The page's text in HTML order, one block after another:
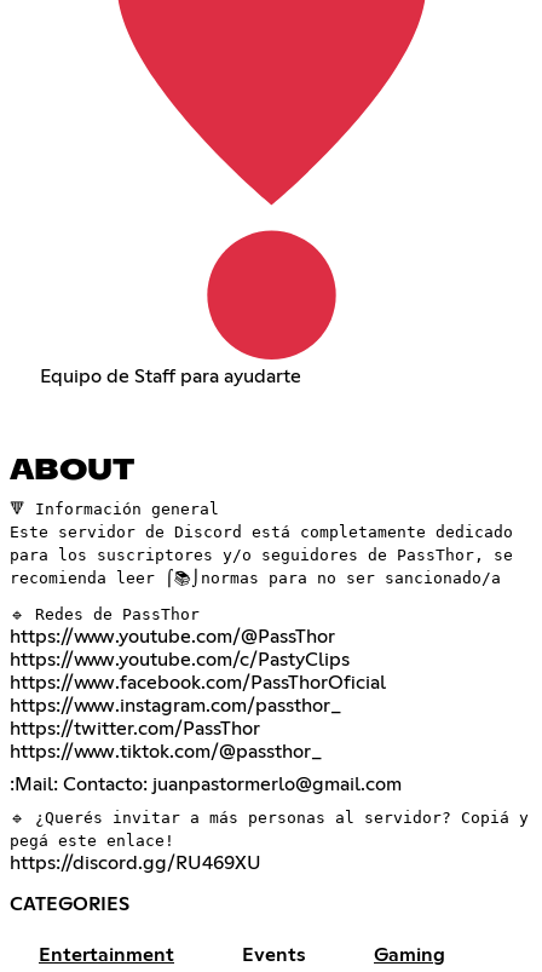
Equipo de Staff para ayudarte
ABOUT
🔻 Información general
Este servidor de Discord está completamente dedicado
para los suscriptores y/o seguidores de PassThor, se
recomienda leer ⌠📚⌡normas para no ser sancionado/a
🔹 Redes de PassThor
https://www.youtube.com/@PassThor
https://www.youtube.com/c/PastyClips
https://www.facebook.com/PassThorOficial
https://www.instagram.com/passthor_
https://twitter.com/PassThor
https://www.tiktok.com/@passthor_
:Mail: Contacto: juanpastormerlo@gmail.com
🔹 ¿Querés invitar a más personas al servidor? Copiá y
pegá este enlace!
https://discord.gg/RU469XU
CATEGORIES
Entertainment Events Gaming